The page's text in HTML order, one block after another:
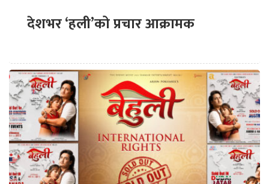
देशभर ‘हली’को प्रचार आक्रामक